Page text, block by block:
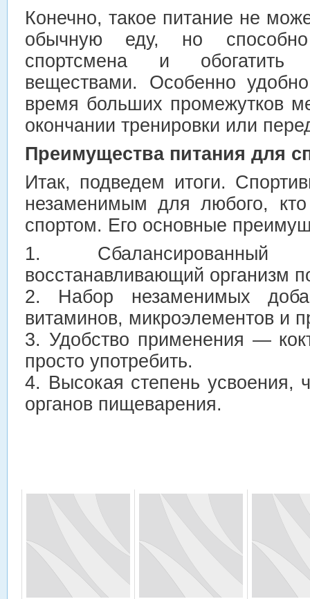
Конечно, такое питание не
обычную еду, но
спортсмена и обогатить
веществами. Особенно
время больших промежутков
окончании тренировки или
Преимущества питания для
Итак, подведем итоги.
незаменимым для любого, кто
спортом. Его основные
1. Сбалансированный
восстанавливающий организм
2. Набор незаменимых
витаминов, микроэлементов и
3. Удобство применения —
просто употребить.
4. Высокая степень усвоения,
органов пищеварения.